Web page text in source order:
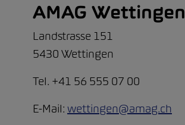
AMAG Wettingen
Landstrasse 151
5430 Wettingen
Tel. +41 56 555 07 00
E-Mail: wettingen@amag.ch